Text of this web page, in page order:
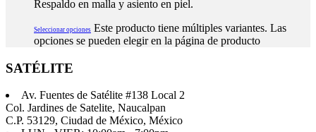
Respaldo en malla y asiento en piel.
Seleccionar opciones Este producto tiene múltiples variantes. Las
opciones se pueden elegir en la página de producto
SATÉLITE
Av. Fuentes de Satélite #138 Local 2
Col. Jardines de Satelite, Naucalpan
C.P. 53129, Ciudad de México, México